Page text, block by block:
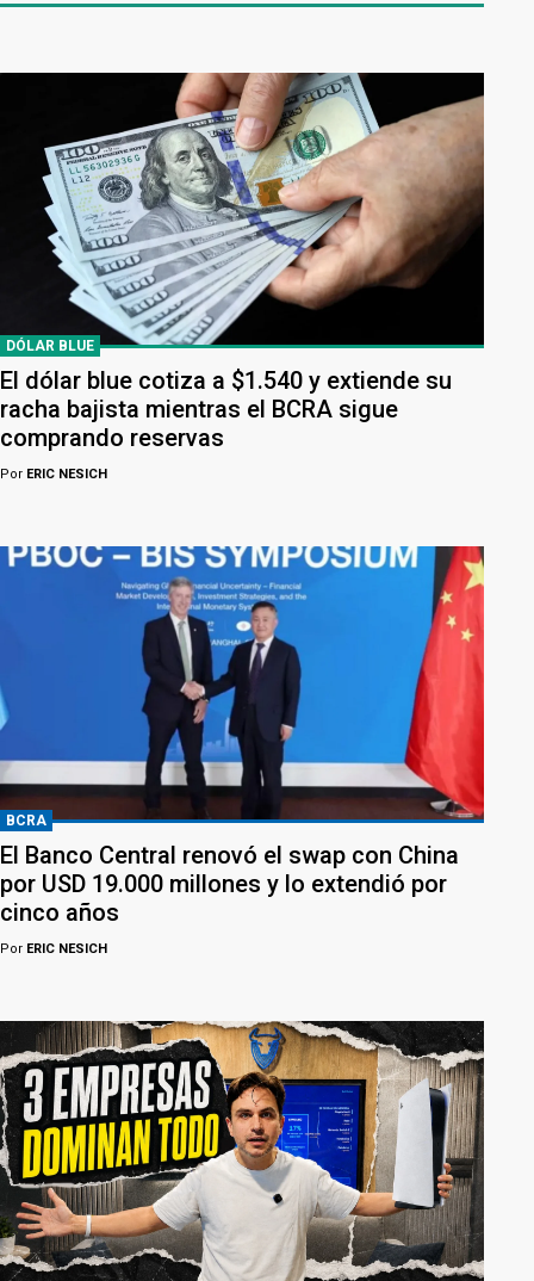
DÓLAR BLUE
El dólar blue cotiza a $1.540 y extiende su
racha bajista mientras el BCRA sigue
comprando reservas
Por ERIC NESICH
BCRA
El Banco Central renovó el swap con China
por USD 19.000 millones y lo extendió por
cinco años
Por ERIC NESICH